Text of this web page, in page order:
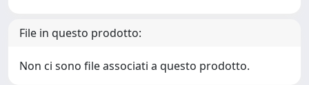
File in questo prodotto:
Non ci sono file associati a questo prodotto.